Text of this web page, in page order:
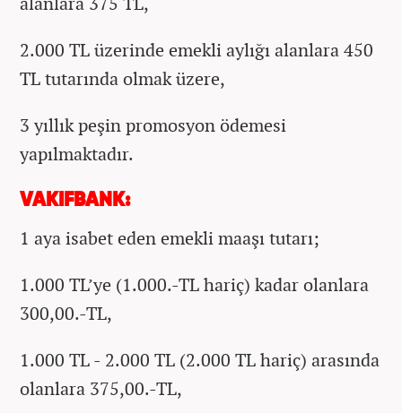
2.000 TL üzerinde emekli aylığı alanlara 450
TL tutarında olmak üzere,
3 yıllık peşin promosyon ödemesi
yapılmaktadır.
VAKIFBANK:
1 aya isabet eden emekli maaşı tutarı;
1.000 TL’ye (1.000.-TL hariç) kadar olanlara
300,00.-TL,
1.000 TL - 2.000 TL (2.000 TL hariç) arasında
olanlara 375,00.-TL,